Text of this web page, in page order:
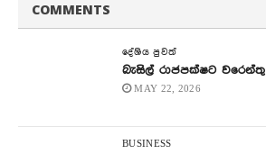
COMMENTS
දේශිය පුවත්
බැසිල් රාජපක්ෂට වරෙන්තු
MAY 22, 2026
BUSINESS